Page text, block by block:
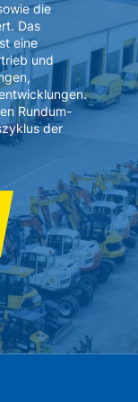
die
Das
eine
und
Rundum-
der